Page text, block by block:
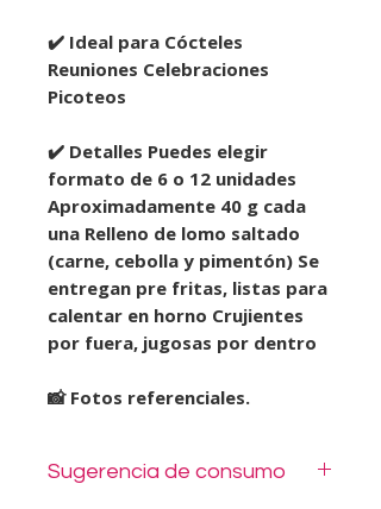
✔️ Ideal para Cócteles
Reuniones Celebraciones
Picoteos
✔️ Detalles Puedes elegir
formato de 6 o 12 unidades
Aproximadamente 40 g cada
una Relleno de lomo saltado
(carne, cebolla y pimentón) Se
entregan pre fritas, listas para
calentar en horno Crujientes
por fuera, jugosas por dentro
📸 Fotos referenciales.
Sugerencia de consumo